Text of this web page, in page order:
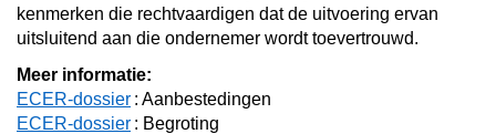
kenmerken die rechtvaardigen dat de uitvoering ervan
uitsluitend aan die ondernemer wordt toevertrouwd.
Meer informatie:
ECER-dossier : Aanbestedingen
ECER-dossier : Begroting